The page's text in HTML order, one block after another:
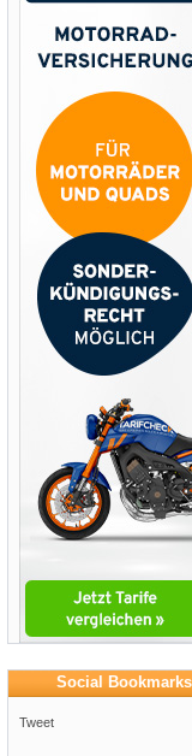
Social Bookmarks
Tweet